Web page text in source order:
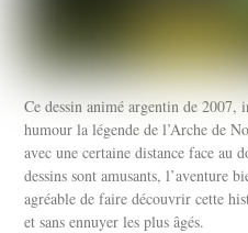
Ce dessin animé argentin de 2007,
humour la légende de l’Arche de
avec une certaine distance face au
dessins sont amusants, l’aventure
agréable de faire découvrir cette
et sans ennuyer les plus âgés.